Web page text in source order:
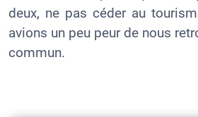
deux, ne pas céder au
avions un peu peur de nous
commun.